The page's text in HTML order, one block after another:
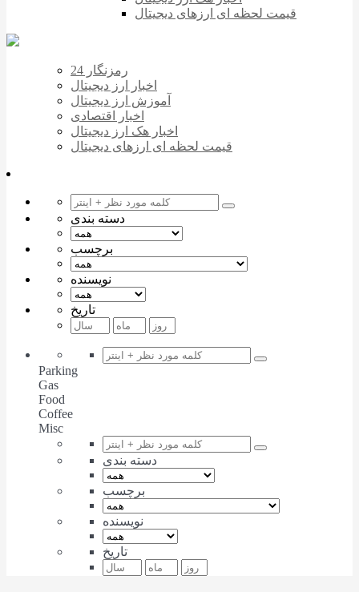
قیمت لحظه ای ارزهای دیجیتال
رمزنگار 24
اخبار ارز دیجیتال
آموزش ارز دیجیتال
اخبار اقتصادی
اخبار هک ارز دیجیتال
قیمت لحظه ای ارزهای دیجیتال
دسته بندی
برچسب
نویسنده
تاریخ
Parking
Gas
Food
Coffee
Misc
دسته بندی
برچسب
نویسنده
تاریخ